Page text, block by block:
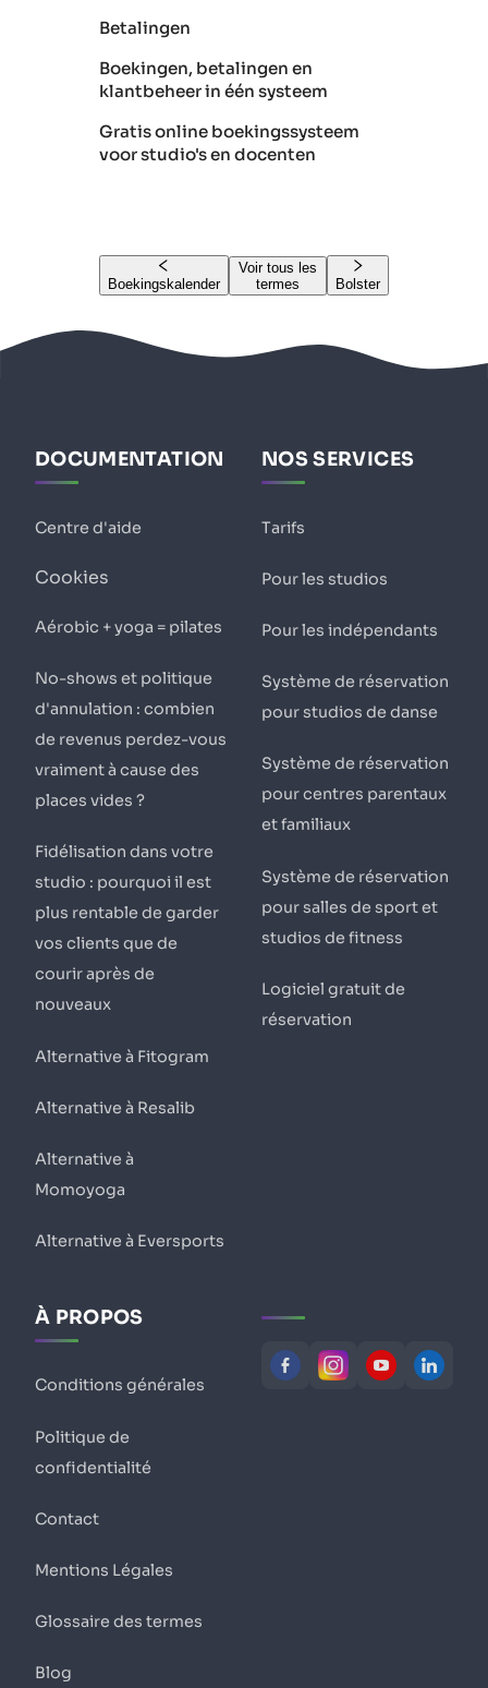
Betalingen
Boekingen, betalingen en
klantbeheer in één systeem
Gratis online boekingssysteem
voor studio's en docenten
Boekingskalender
Voir tous les
termes
Bolster
DOCUMENTATION
Centre d'aide
Cookies
Aérobic + yoga = pilates
No-shows et politique
d'annulation : combien
de revenus perdez-vous
vraiment à cause des
places vides ?
Fidélisation dans votre
studio : pourquoi il est
plus rentable de garder
vos clients que de
courir après de
nouveaux
Alternative à Fitogram
Alternative à Resalib
Alternative à
Momoyoga
Alternative à Eversports
NOS SERVICES
Tarifs
Pour les studios
Pour les indépendants
Système de réservation
pour studios de danse
Système de réservation
pour centres parentaux
et familiaux
Système de réservation
pour salles de sport et
studios de fitness
Logiciel gratuit de
réservation
À PROPOS
Conditions générales
Politique de
confidentialité
Contact
Mentions Légales
Glossaire des termes
Blog